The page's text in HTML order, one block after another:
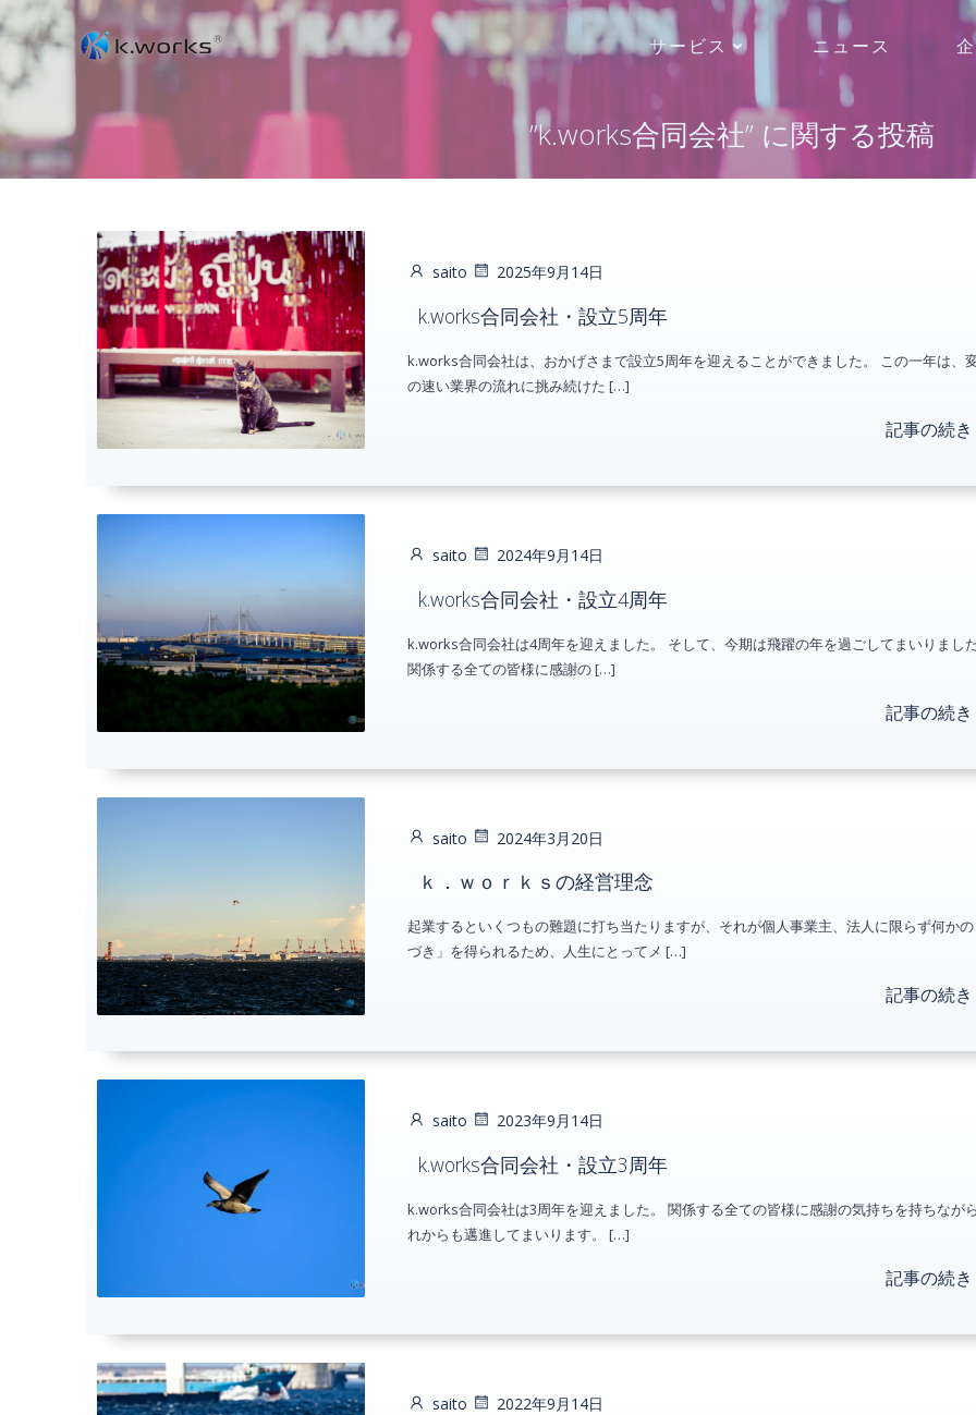
コ
ン
テ
ツ
へ
サービス ニュース
”k.works合同会社” に関する投稿
saito 2025年9月14日
k.works合同会社・設立5周年
k.works合同会社は、おかげさまで設立5周年を迎えることができました。 この一年は、
の速い業界の流れに挑み続けた […]
記事の続き
saito 2024年9月14日
k.works合同会社・設立4周年
k.works合同会社は4周年を迎えました。 そして、今期は飛躍の年を過ごしてまいりまし
関係する全ての皆様に感謝の […]
記事の続き
saito 2024年3月20日
ｋ．ｗｏｒｋｓの経営理念
起業するといくつもの難題に打ち当たりますが、それが個人事業主、法人に限らず何か
づき」を得られるため、人生にとってメ […]
記事の続き
saito 2023年9月14日
k.works合同会社・設立3周年
k.works合同会社は3周年を迎えました。 関係する全ての皆様に感謝の気持ちを持ちなが
れからも邁進してまいります。 […]
記事の続き
saito 2022年9月14日